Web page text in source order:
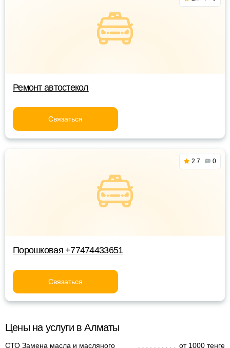
Ремонт автостекол
Связаться
2.7 0
Порошковая +77474433651
Связаться
Цены на услуги в Алматы
СТО Замена масла и масляного от 1000 тенге